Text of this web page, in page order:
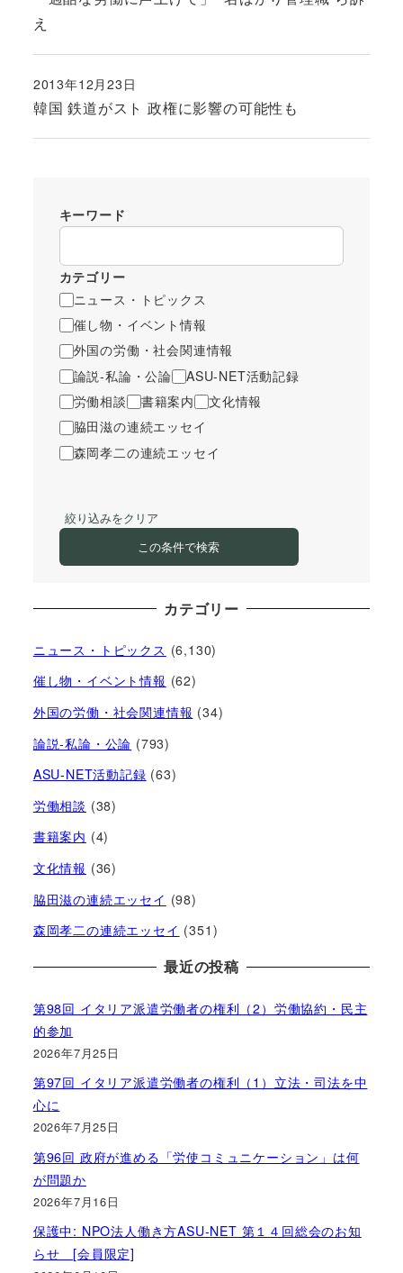
え
韓国 鉄道がスト 政権に影響の可能性も
投稿日
2013年12月23日
キーワード
カテゴリー
ニュース・トピックス
催し物・イベント情報
外国の労働・社会関連情報
論説-私論・公論
ASU-NET活動記録
労働相談
書籍案内
文化情報
脇田滋の連続エッセイ
森岡孝二の連続エッセイ
絞り込みをクリア
この条件で検索
カテゴリー
ニュース・トピックス (6,130)
催し物・イベント情報 (62)
外国の労働・社会関連情報 (34)
論説-私論・公論 (793)
ASU-NET活動記録 (63)
労働相談 (38)
書籍案内 (4)
文化情報 (36)
脇田滋の連続エッセイ (98)
森岡孝二の連続エッセイ (351)
最近の投稿
第98回 イタリア派遣労働者の権利（2）労働協約・民主
的参加
2026年7月25日
第97回 イタリア派遣労働者の権利（1）立法・司法を中
心に
2026年7月25日
第96回 政府が進める「労使コミュニケーション」は何
が問題か
2026年7月16日
保護中: NPO法人働き方ASU-NET 第１４回総会のお知
らせ [会員限定]